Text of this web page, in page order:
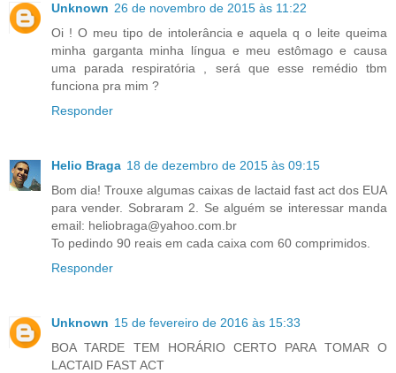
Unknown 26 de novembro de 2015 às 11:22
Oi ! O meu tipo de intolerância e aquela q o leite queima
minha garganta minha língua e meu estômago e causa
uma parada respiratória , será que esse remédio tbm
funciona pra mim ?
Responder
Helio Braga 18 de dezembro de 2015 às 09:15
Bom dia! Trouxe algumas caixas de lactaid fast act dos EUA
para vender. Sobraram 2. Se alguém se interessar manda
email: heliobraga@yahoo.com.br
To pedindo 90 reais em cada caixa com 60 comprimidos.
Responder
Unknown 15 de fevereiro de 2016 às 15:33
BOA TARDE TEM HORÁRIO CERTO PARA TOMAR O
LACTAID FAST ACT